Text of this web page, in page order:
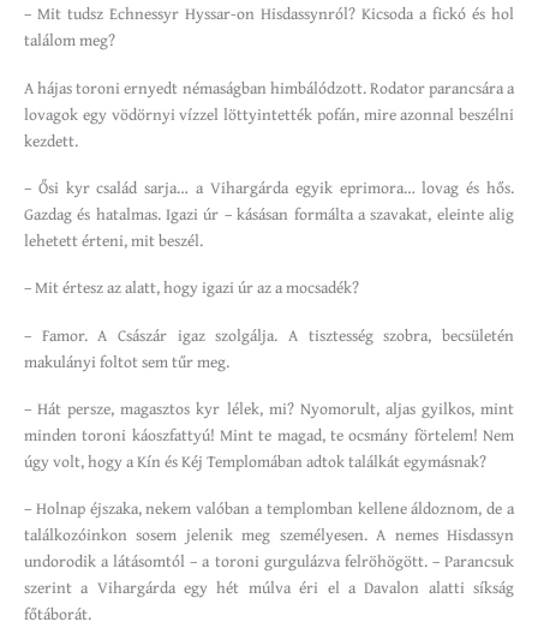
– Mit tudsz Echnessyr Hyssar-on Hisdassynról? Kicsoda a fickó és hol
találom meg?
A hájas toroni ernyedt némaságban himbálódzott. Rodator parancsára a
lovagok egy vödörnyi vízzel löttyintették pofán, mire azonnal beszélni
kezdett.
– Ősi kyr család sarja… a Vihargárda egyik eprimora… lovag és hős.
Gazdag és hatalmas. Igazi úr – kásásan formálta a szavakat, eleinte alig
lehetett érteni, mit beszél.
– Mit értesz az alatt, hogy igazi úr az a mocsadék?
– Famor. A Császár igaz szolgálja. A tisztesség szobra, becsületén
makulányi foltot sem tűr meg.
– Hát persze, magasztos kyr lélek, mi? Nyomorult, aljas gyilkos, mint
minden toroni káoszfattyú! Mint te magad, te ocsmány förtelem! Nem
úgy volt, hogy a Kín és Kéj Templomában adtok találkát egymásnak?
– Holnap éjszaka, nekem valóban a templomban kellene áldoznom, de a
találkozóinkon sosem jelenik meg személyesen. A nemes Hisdassyn
undorodik a látásomtól – a toroni gurgulázva felröhögött. – Parancsuk
szerint a Vihargárda egy hét múlva éri el a Davalon alatti síkság
főtáborát.